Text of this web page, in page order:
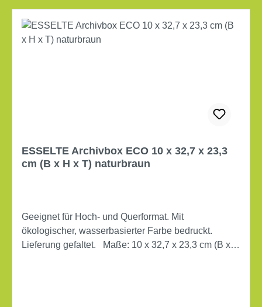
ESSELTE Archivbox ECO 10 x 32,7 x 23,3
cm (B x H x T) naturbraun
Geeignet für Hoch- und Querformat. Mit
ökologischer, wasserbasierter Farbe bedruckt.
Lieferung gefaltet. Maße: 10 x 32,7 x 23,3 cm (B x H